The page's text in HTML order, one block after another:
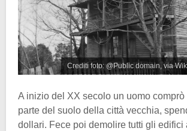
Crediti foto: @Public domain, via
A inizio del XX secolo un uomo
parte del suolo della città vecchia,
dollari. Fece poi demolire tutti gli edifici